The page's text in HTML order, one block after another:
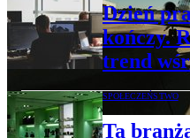
Dzień
kończy.
trend
SPOŁECZEŃSTWO
Ta